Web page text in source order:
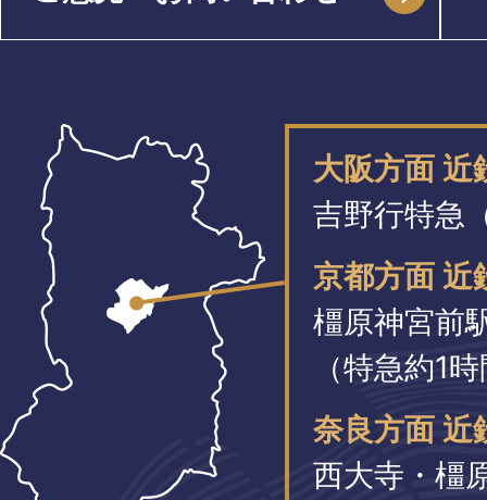
大阪方面
吉野行特急
京都方面 近
橿原神宮前
（特急約1
奈良方面 近
西大寺・橿